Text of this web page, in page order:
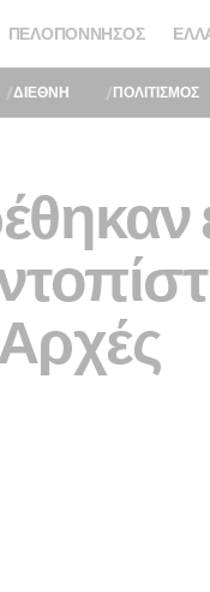
ΠΕΛΟΠΌΝΝΗΣΟΣ
ΔΙΕΘΝΗ ΠΟΛΙΤΙΣΜΟΣ